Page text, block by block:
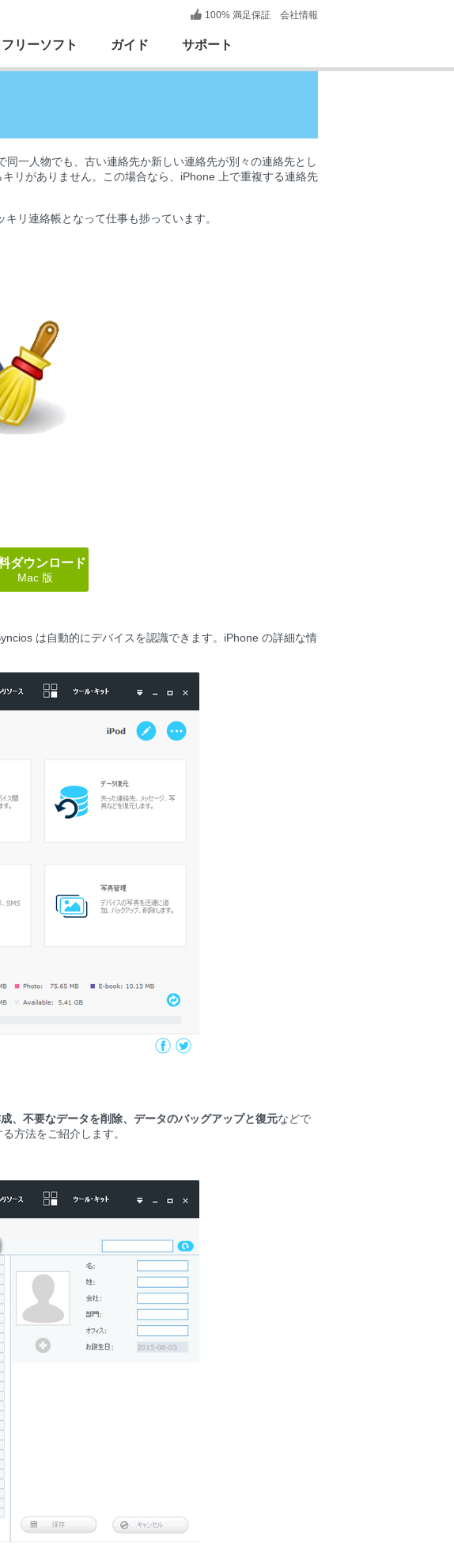
100% 満足保証 会社情報
フリーソフト ガイド サポート
一人物でも、古い連絡先か新しい連絡先が別々の連絡先とし
リがありません。この場合なら、iPhone 上で重複する連絡先
リ連絡帳となって仕事も捗っています。
ダウンロード
Mac 版
は自動的にデバイスを認識できます。iPhone の詳細な情
、不要なデータを削除、データのバッグアップと復元などで
方法をご紹介します。